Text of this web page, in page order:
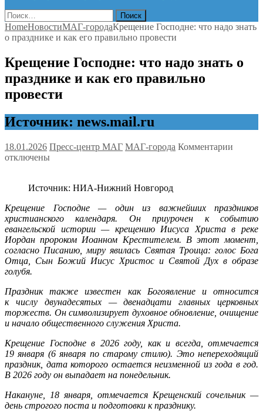
Найти:
HomeНовостиМАГ-городаКрещение Господне: что надо знать
о празднике и как его правильно провести
Крещение Господне: что надо знать о
празднике и как его правильно
провести
Источник: news.mail.ru
18.01.2026 Пресс-центр МАГ МАГ-города Комментарии
знать
о
и
как
его
отключены
Источник: НИА-Нижний Новгород
Крещение Господне — один из важнейших праздников
христианского календаря. Он приурочен к событию
евангельской истории — крещению Иисуса Христа в реке
Иордан пророком Иоанном Крестителем. В этот момент,
согласно Писанию, миру явилась Святая Троица: голос Бога
Отца, Сын Божий Иисус Христос и Святой Дух в образе
голубя.
Праздник также известен как Богоявление и относится
к числу двунадесятых — двенадцати главных церковных
торжеств. Он символизирует духовное обновление, очищение
и начало общественного служения Христа.
Крещение Господне в 2026 году, как и всегда, отмечается
19 января (6 января по старому стилю). Это непереходящий
праздник, дата которого остается неизменной из года в год.
В 2026 году он выпадает на понедельник.
Накануне, 18 января, отмечается Крещенский сочельник —
день строгого поста и подготовки к празднику.